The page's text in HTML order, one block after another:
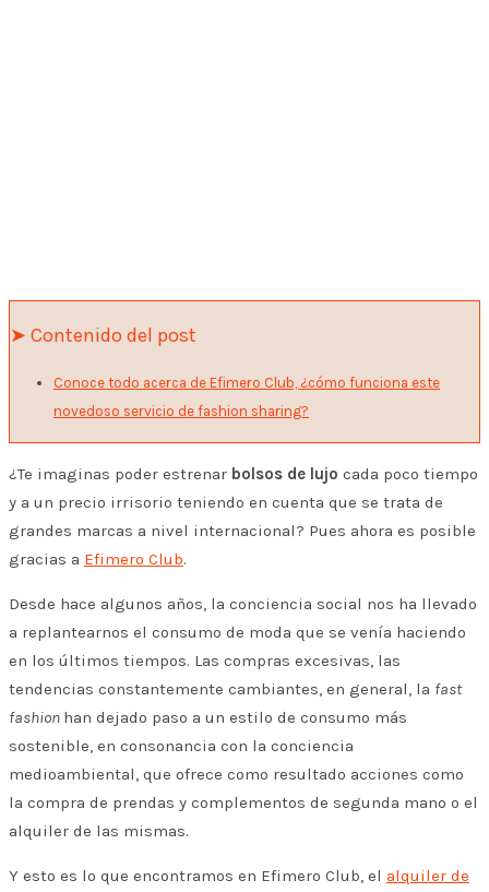
➤ Contenido del post
Conoce todo acerca de Efimero Club, ¿cómo funciona este
novedoso servicio de fashion sharing?
¿Te imaginas poder estrenar bolsos de lujo cada poco tiempo
y a un precio irrisorio teniendo en cuenta que se trata de
grandes marcas a nivel internacional? Pues ahora es posible
gracias a Efimero Club.
Desde hace algunos años, la conciencia social nos ha llevado
a replantearnos el consumo de moda que se venía haciendo
en los últimos tiempos. Las compras excesivas, las
tendencias constantemente cambiantes, en general, la fast
fashion han dejado paso a un estilo de consumo más
sostenible, en consonancia con la conciencia
medioambiental, que ofrece como resultado acciones como
la compra de prendas y complementos de segunda mano o el
alquiler de las mismas.
Y esto es lo que encontramos en Efimero Club, el alquiler de